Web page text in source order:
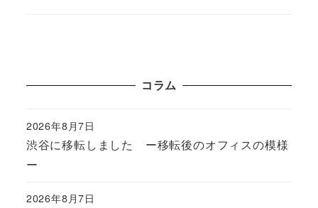
コラム
渋谷に移転しました ー移転後のオフィスの模様
ー
Published
2026年8月7日
2026年8月7日